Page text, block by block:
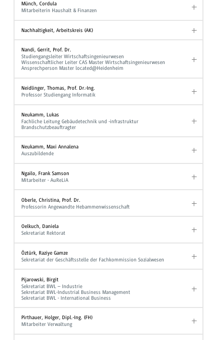
Münch, Cordula
Mitarbeiterin Haushalt & Finanzen
Nachhaltigkeit, Arbeitskreis (AK)
Nandi, Gerrit, Prof. Dr.
Studiengangsleiter Wirtschaftsingenieurwesen
Wissenschaftlicher Leiter CAS Master Wirtschaftsingenieurwesen
Ansprechperson Master located@Heidenheim
Neidlinger, Thomas, Prof. Dr.-Ing.
Professor Studiengang Informatik
Neukamm, Lukas
Fachliche Leitung Gebäudetechnik und -infrastruktur
Brandschutzbeauftragter
Neukamm, Maxi Annalena
Auszubildende
Ngailo, Frank Samson
Mitarbeiter - AuReLiA
Oberle, Christina, Prof. Dr.
Professorin Angewandte Hebammenwissenschaft
Oelkuch, Daniela
Sekretariat Rektorat
Öztürk, Raziye Gamze
Sekretariat der Geschäftsstelle der Fachkommission Sozialwesen
Pijarowski, Birgit
Sekretariat BWL – Industrie
Sekretariat BWL-Industrial Business Management
Sekretariat BWL - International Business
Pirthauer, Holger, Dipl.-Ing. (FH)
Mitarbeiter Verwaltung